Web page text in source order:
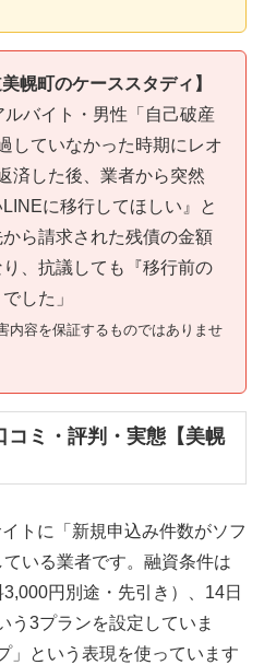
幌町のケーススタディ】
バイト・男性「自己破産
していなかった時期にレオ
済した後、業者から突然
に移行してほしい』と
ら請求された残債の金額
、抗議しても『移行前の
した」
内容を保証するものではありませ
コミ・評判・実態【美幌
トに「新規申込み件数がソフ
いる業者です。融資条件は
円別途・先引き）、14日
う3プランを設定していま
」という表現を使っています